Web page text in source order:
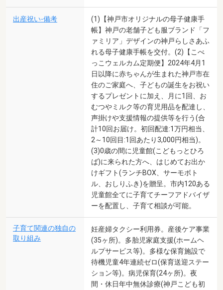
出産祝い-備考
(1)【神戸市オリジナルの母子健康手
帳】神戸の老舗子ども服ブランド「フ
ァミリア」デザインの神戸らしさあふ
れる母子健康手帳を交付。(2)【こべ
っこウェルカム定期便】2024年4月1
日以降に赤ちゃんが生まれた神戸市在
住のご家庭へ、子どもの誕生をお祝い
するプレゼントに加え、月に1回、お
むつやミルク等の育児用品を配達し、
声掛けや支援情報の提供等を行う(合
計10回お届け。初回配達:1万円相当、
2～10回目:1回あたり3,000円相当)。
(3)0歳の間に児童館(こどもっとひろ
ば)に来られた方へ、はじめてお出か
けギフト(ランチBOX、サーモボト
ル、おしりふき)を贈呈。市内120ある
児童館全てに子育てチーフアドバイザ
ーを配置し、子育て相談が可能。
子育て関連の独自の
取り組み
妊産婦タクシー利用券。産後ケア事業
(35ヶ所)。多胎児家庭支援(ホームヘ
ルプサービス等)。多様な保育施設で
待機児童4年連続ゼロ(保育送迎ステー
ション等)。病児保育(24ヶ所)。夜
間・休日年中無休診療(神戸こども初